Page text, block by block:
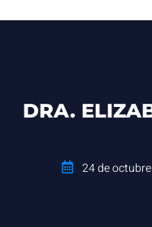
DRA.
24 de